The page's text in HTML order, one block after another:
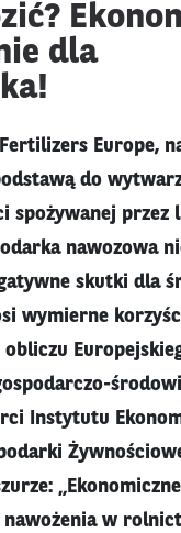
dla
Europe,
do
spożywanej przez
nawozowa
skutki dla
wymierne
Instytutu
„Ekonomiczne
w